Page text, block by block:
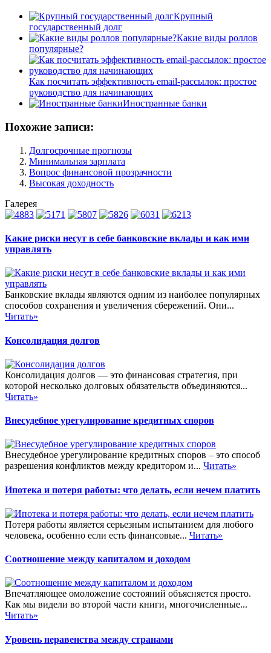
Крупный
государственный долг
Какие виды роллов
популярные?
Как посчитать эффективность email-рассылок: простое
руководство для начинающих
Иностранные банки
Похожие записи:
Долгосрочные прогнозы
Минимальная зарплата
Вопрос финансовой прозрачности
Высокая доходность
Галерея
Какие риски несут в себе банковские вклады и как ими
управлять
Банковские вклады являются одним из наиболее популярных
способов сохранения и увеличения сбережений. Они...
Читать»
Консолидация долгов
Консолидация долгов — это финансовая стратегия, при
которой несколько долговых обязательств объединяются...
Читать»
Внесудебное урегулирование кредитных споров
Внесудебное урегулирование кредитных споров – это способ
разрешения конфликтов между кредитором и... Читать»
Ипотека и потеря работы: что делать, если нечем платить
Потеря работы является серьезным испытанием для любого
человека, особенно если есть финансовые... Читать»
Соотношение между капиталом и доходом
Впечатляющее омоложение состояний объясняется просто.
Как мы видели во второй части книги, многочисленные...
Читать»
Уровень неравенства между странами